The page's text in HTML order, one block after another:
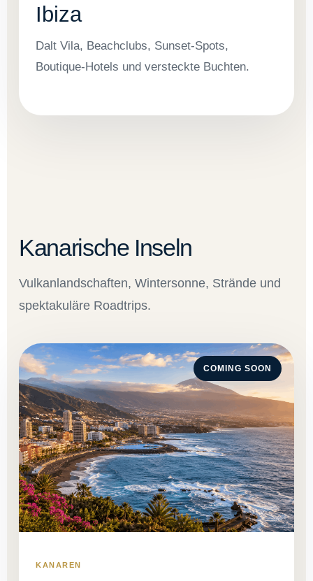
Ibiza
Dalt Vila, Beachclubs, Sunset-Spots,
Boutique-Hotels und versteckte Buchten.
Kanarische Inseln
Vulkanlandschaften, Wintersonne, Strände und
spektakuläre Roadtrips.
COMING SOON
KANAREN